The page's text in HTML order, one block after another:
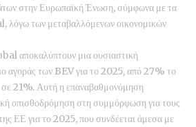
στην Ευρωπαϊκή Ένωση, σύμφωνα με τα
λόγω των μεταβαλλόμενων οικονομικών
αποκαλύπτουν μια ουσιαστική
αγοράς των BEV για το 2025, από 27% το
σε 21%. Αυτή η επαναβαθμονόμηση
οπισθοδρόμηση στη συμμόρφωση για τους
ΕΕ για το 2025, που συνδέεται άμεσα με